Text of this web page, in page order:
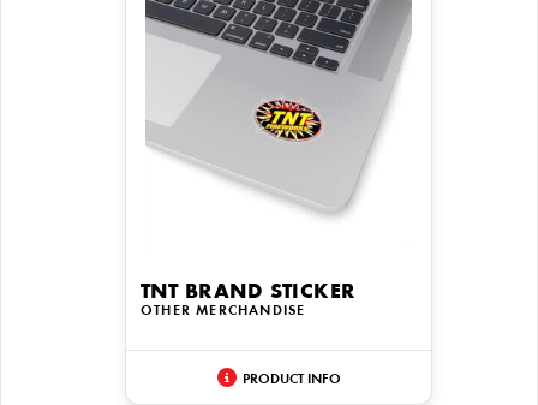
TNT BRAND STICKER
OTHER MERCHANDISE
PRODUCT INFO